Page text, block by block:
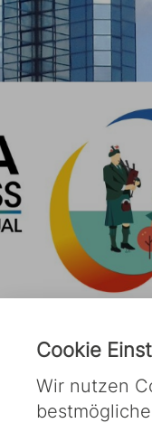
Cookie
Wir nutzen